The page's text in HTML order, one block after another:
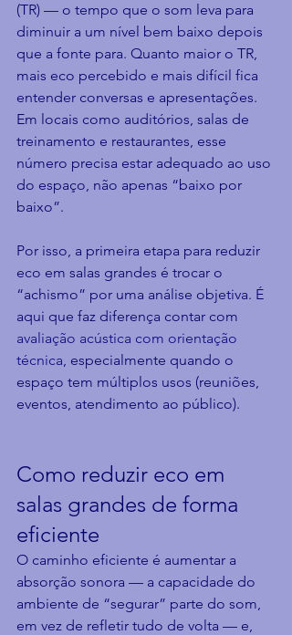
(TR) — o tempo que o som leva para
diminuir a um nível bem baixo depois
que a fonte para. Quanto maior o TR,
mais eco percebido e mais difícil fica
entender conversas e apresentações.
Em locais como auditórios, salas de
treinamento e restaurantes, esse
número precisa estar adequado ao uso
do espaço, não apenas “baixo por
baixo”.
Por isso, a primeira etapa para reduzir
eco em salas grandes é trocar o
“achismo” por uma análise objetiva. É
aqui que faz diferença contar com
avaliação acústica com orientação
técnica, especialmente quando o
espaço tem múltiplos usos (reuniões,
eventos, atendimento ao público).
Como reduzir eco em
salas grandes de forma
eficiente
O caminho eficiente é aumentar a
absorção sonora — a capacidade do
ambiente de “segurar” parte do som,
em vez de refletir tudo de volta — e,